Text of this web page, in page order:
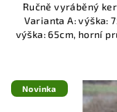
Ručně vyráběný
Varianta A: výška:
výška: 65cm, horní
Novinka